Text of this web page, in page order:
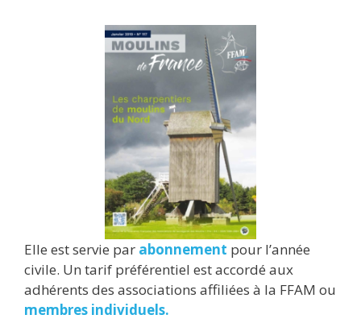
Elle est servie par abonnement pour l’année
civile. Un tarif préférentiel est accordé aux
adhérents des associations affiliées à la FFAM ou
membres individuels.